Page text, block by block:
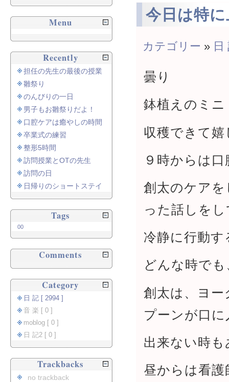
今日は特
カテゴリー » 日
曇り
鉢植えのミ
収穫できて嬉
９時からは
創太のケア
った話しを
冷静に行動す
どんな時で
創太は、ヨ
プーンが口
出来ない時
昼からは看
Menu
Recently
担任の先生の最後の授業
雛祭り
のんびりの一日
男子もお雛祭りだよ！
口腔ケアは癒やしの時間
卒業式の練習
整形5時間
訪問授業とOTの先生
訪問の日
日帰りのショートステイ
Tags
00
Comments
Category
日 記 [ 2994 ]
音 楽 [ 0 ]
moblog [ 0 ]
日 記2 [ 0 ]
Trackbacks
no trackback